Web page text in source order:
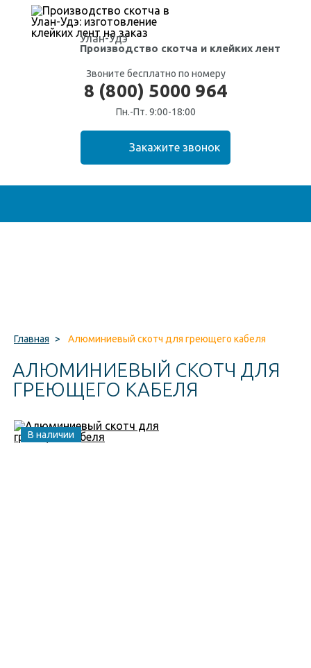
Улан-Удэ
Производство скотча и клейких лент
Звоните бесплатно по номеру
8 (800) 5000 964
Пн.-Пт. 9:00-18:00
Главная > Алюминиевый скотч для греющего кабеля
АЛЮМИНИЕВЫЙ СКОТЧ ДЛЯ
ГРЕЮЩЕГО КАБЕЛЯ
В наличии